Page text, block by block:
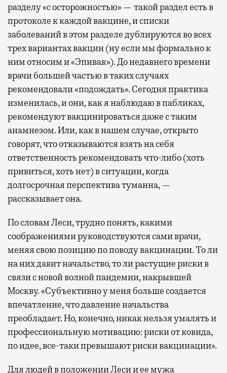
разделу «с осторожностью» — такой раздел есть в
протоколе к каждой вакцине, и списки
заболеваний в этом разделе дублируются во всех
трех вариантах вакцин (ну если мы формально к
ним относим и «Эпивак»). До недавнего времени
врачи большей частью в таких случаях
рекомендовали «подождать». Сегодня практика
изменилась, и они, как я наблюдаю в пабликах,
рекомендуют вакцинироваться даже с таким
анамнезом. Или, как в нашем случае, открыто
говорят, что отказываются взять на себя
ответственность рекомендовать что-либо (хоть
привиться, хоть нет) в ситуации, когда
долгосрочная перспектива туманна, —
рассказывает она.
По словам Леси, трудно понять, какими
соображениями руководствуются сами врачи,
меняя свою позицию по поводу вакцинации. То ли
на них давит начальство, то ли растущие риски в
связи с новой волной пандемии, накрывшей
Москву. «Субъективно у меня больше создается
впечатление, что давление начальства
преобладает. Но, конечно, никак нельзя умалять и
профессиональную мотивацию: риски от ковида,
по идее, все-таки превышают риски вакцинации».
Для людей в положении Леси и ее мужа